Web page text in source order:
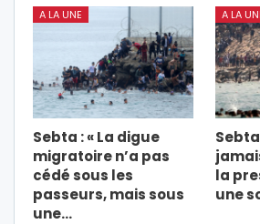
A LA UNE
Sebta : « La digue
migratoire n’a pas
cédé sous les
passeurs, mais sous
une…
A LA
Sebta
la
une